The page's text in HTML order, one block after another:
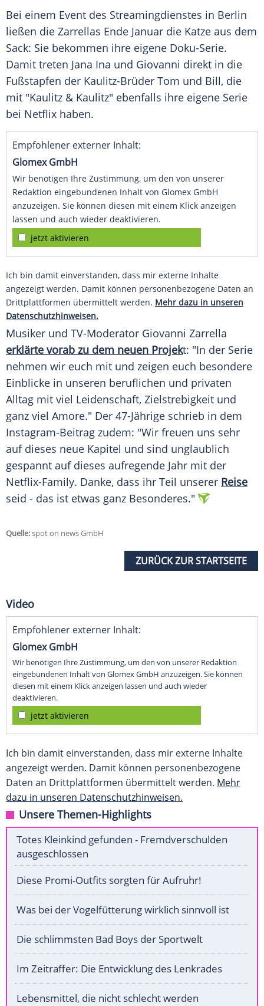
Bei einem Event des Streamingdienstes in Berlin
ließen die Zarrellas Ende Januar die Katze aus dem
Sack: Sie bekommen ihre eigene Doku-Serie.
Damit treten Jana Ina und Giovanni direkt in die
Fußstapfen der Kaulitz-Brüder Tom und Bill, die
mit "Kaulitz & Kaulitz" ebenfalls ihre eigene Serie
bei Netflix haben.
Empfohlener externer Inhalt:
Glomex GmbH
Wir benötigen Ihre Zustimmung, um den von unserer
Redaktion eingebundenen Inhalt von Glomex GmbH
anzuzeigen. Sie können diesen mit einem Klick anzeigen
lassen und auch wieder deaktivieren.
jetzt aktivieren
Ich bin damit einverstanden, dass mir externe Inhalte
angezeigt werden. Damit können personenbezogene Daten an
Drittplattformen übermittelt werden. Mehr dazu in unseren
Datenschutzhinweisen.
Musiker und TV-Moderator Giovanni Zarrella
erklärte vorab zu dem neuen Projekt: "In der Serie
nehmen wir euch mit und zeigen euch besondere
Einblicke in unseren beruflichen und privaten
Alltag mit viel Leidenschaft, Zielstrebigkeit und
ganz viel Amore." Der 47-Jährige schrieb in dem
Instagram-Beitrag zudem: "Wir freuen uns sehr
auf dieses neue Kapitel und sind unglaublich
gespannt auf dieses aufregende Jahr mit der
Netflix-Family. Danke, dass ihr Teil unserer Reise
seid - das ist etwas ganz Besonderes."
Quelle:spot on news GmbH
ZURÜCK ZUR STARTSEITE
Video
Empfohlener externer Inhalt:
Glomex GmbH
Wir benötigen Ihre Zustimmung, um den von unserer Redaktion
eingebundenen Inhalt von Glomex GmbH anzuzeigen. Sie können
diesen mit einem Klick anzeigen lassen und auch wieder
deaktivieren.
jetzt aktivieren
Ich bin damit einverstanden, dass mir externe Inhalte
angezeigt werden. Damit können personenbezogene
Daten an Drittplattformen übermittelt werden. Mehr
dazu in unseren Datenschutzhinweisen.
Unsere Themen-Highlights
Totes Kleinkind gefunden - Fremdverschulden
ausgeschlossen
Diese Promi-Outfits sorgten für Aufruhr!
Was bei der Vogelfütterung wirklich sinnvoll ist
Die schlimmsten Bad Boys der Sportwelt
Im Zeitraffer: Die Entwicklung des Lenkrades
Lebensmittel, die nicht schlecht werden